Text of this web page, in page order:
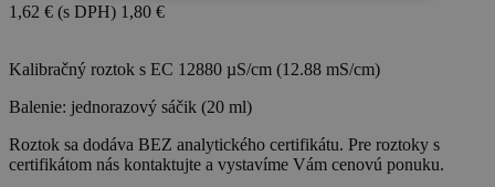
1,62 € (s DPH) 1,80 €
Kalibračný roztok s EC 12880 µS/cm (12.88 mS/cm)
Balenie: jednorazový sáčik (20 ml)
Roztok sa dodáva BEZ analytického certifikátu. Pre roztoky s
certifikátom nás kontaktujte a vystavíme Vám cenovú ponuku.